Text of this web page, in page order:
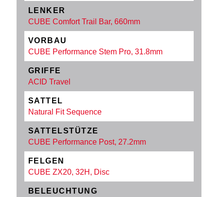
LENKER
CUBE Comfort Trail Bar, 660mm
VORBAU
CUBE Performance Stem Pro, 31.8mm
GRIFFE
ACID Travel
SATTEL
Natural Fit Sequence
SATTELSTÜTZE
CUBE Performance Post, 27.2mm
FELGEN
CUBE ZX20, 32H, Disc
BELEUCHTUNG